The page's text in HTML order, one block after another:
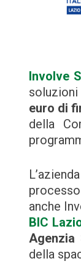
Involve
soluzioni
euro di
della
anche
BIC
Agenzia
della